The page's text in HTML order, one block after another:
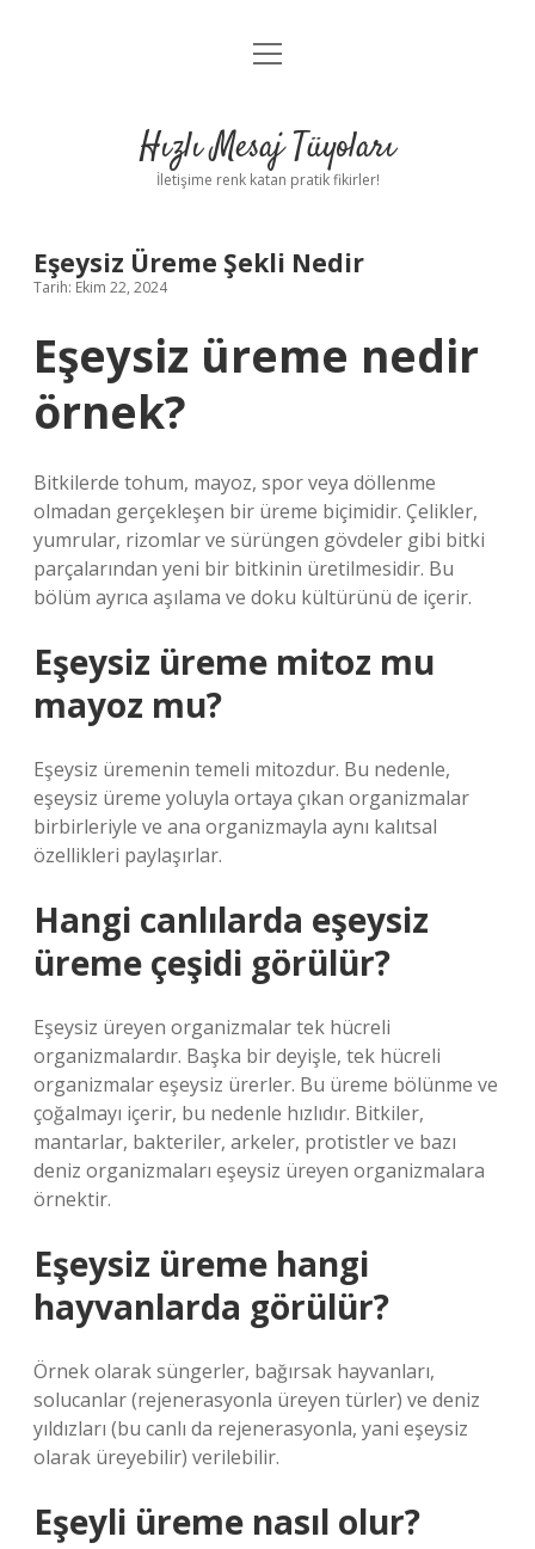
Anasayfa
Yasal Uyarı
menüyü
Hızlı Mesaj Tüyoları
İletişime renk katan pratik fikirler!
Eşeysiz Üreme Şekli Nedir
Tarih: Ekim 22, 2024
Eşeysiz üreme nedir
örnek?
Bitkilerde tohum, mayoz, spor veya döllenme
olmadan gerçekleşen bir üreme biçimidir. Çelikler,
yumrular, rizomlar ve sürüngen gövdeler gibi bitki
parçalarından yeni bir bitkinin üretilmesidir. Bu
bölüm ayrıca aşılama ve doku kültürünü de içerir.
Eşeysiz üreme mitoz mu
mayoz mu?
Eşeysiz üremenin temeli mitozdur. Bu nedenle,
eşeysiz üreme yoluyla ortaya çıkan organizmalar
birbirleriyle ve ana organizmayla aynı kalıtsal
özellikleri paylaşırlar.
Hangi canlılarda eşeysiz
üreme çeşidi görülür?
Eşeysiz üreyen organizmalar tek hücreli
organizmalardır. Başka bir deyişle, tek hücreli
organizmalar eşeysiz ürerler. Bu üreme bölünme ve
çoğalmayı içerir, bu nedenle hızlıdır. Bitkiler,
mantarlar, bakteriler, arkeler, protistler ve bazı
deniz organizmaları eşeysiz üreyen organizmalara
örnektir.
Eşeysiz üreme hangi
hayvanlarda görülür?
Örnek olarak süngerler, bağırsak hayvanları,
solucanlar (rejenerasyonla üreyen türler) ve deniz
yıldızları (bu canlı da rejenerasyonla, yani eşeysiz
olarak üreyebilir) verilebilir.
Eşeyli üreme nasıl olur?